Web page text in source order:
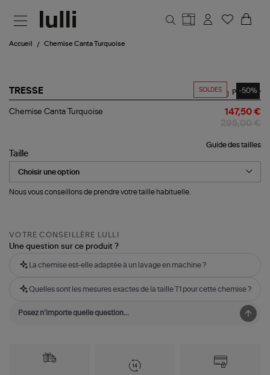
Accueil Chemise Canta Turquoise
SOLDES -50%
TRESSE
Chemise
Partager
Chemise Canta Turquoise 147,50 €
Guide des tailles
Taille
Nous vous conseillons de prendre votre taille habituelle.
VOTRE CONSEILLÈRE LULLI
Une question sur ce produit ?
La chemise est-elle adaptée à un lavage en machine ?
Quelles sont les mesures exactes de la taille T1 pour cette chemise ?